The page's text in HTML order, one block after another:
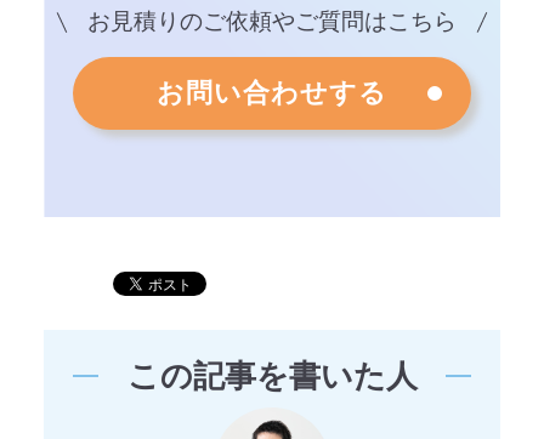
お見積りのご依頼やご質問はこちら
お問い合わせする
この記事を書いた人